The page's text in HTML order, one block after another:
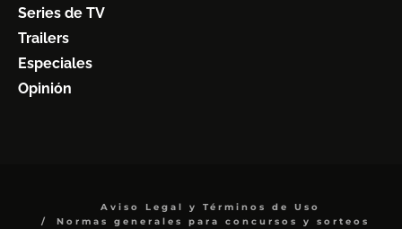
Series de TV
Trailers
Especiales
Opinión
Aviso Legal y Términos de Uso
Normas generales para concursos y sorteos